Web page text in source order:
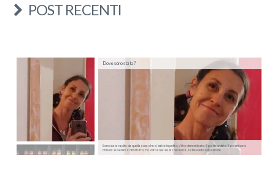
POST RECENTI
Sono stata rapita da quella cosa che ci batte in petto. Vi ho dimenticate. E poi ricordate. E poi mi sono
chiesta se venire a dirvi tutto. Ho visto cosa sia la coscienza, e che esiste solo amore.
Dove sono stata?